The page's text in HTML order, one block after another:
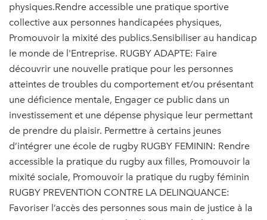
physiques.Rendre accessible une pratique sportive
collective aux personnes handicapées physiques,
Promouvoir la mixité des publics.Sensibiliser au handicap
le monde de l'Entreprise. RUGBY ADAPTE: Faire
découvrir une nouvelle pratique pour les personnes
atteintes de troubles du comportement et/ou présentant
une déficience mentale, Engager ce public dans un
investissement et une dépense physique leur permettant
de prendre du plaisir. Permettre à certains jeunes
d’intégrer une école de rugby RUGBY FEMININ: Rendre
accessible la pratique du rugby aux filles, Promouvoir la
mixité sociale, Promouvoir la pratique du rugby féminin
RUGBY PREVENTION CONTRE LA DELINQUANCE:
Favoriser l’accès des personnes sous main de justice à la